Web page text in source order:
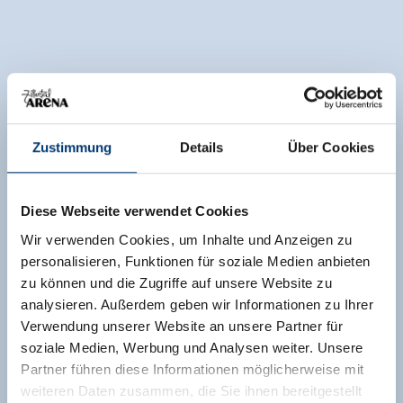
Zustimmung Details Über Cookies
Diese Webseite verwendet Cookies
Wir verwenden Cookies, um Inhalte und Anzeigen zu
personalisieren, Funktionen für soziale Medien anbieten
zu können und die Zugriffe auf unsere Website zu
analysieren. Außerdem geben wir Informationen zu Ihrer
Verwendung unserer Website an unsere Partner für
soziale Medien, Werbung und Analysen weiter. Unsere
Partner führen diese Informationen möglicherweise mit
weiteren Daten zusammen, die Sie ihnen bereitgestellt